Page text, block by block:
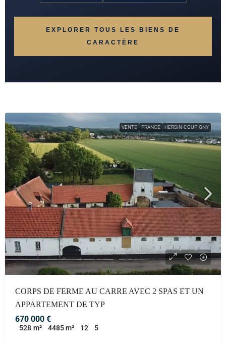
EXPLORER TOUS LES BIENS DE
CARACTÈRE
VENTE FRANCE HERSIN-COUPIGNY
CORPS DE FERME AU CARRE AVEC 2 SPAS ET UN
APPARTEMENT DE TYP
670 000 €
528 m² 4485m² 12 5